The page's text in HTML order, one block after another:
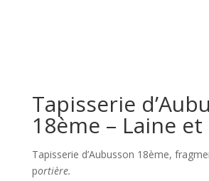
Tapisserie
18ème – Laine et
Tapisserie d’Aubusson 18ème,
portière.